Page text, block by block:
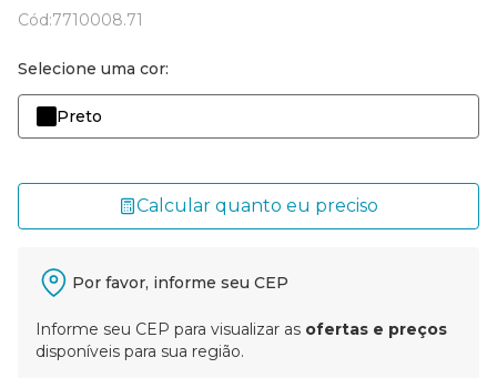
Cód:7710008.71
Selecione uma cor:
Preto
Calcular quanto eu preciso
Por favor, informe seu CEP
Informe seu CEP para visualizar as ofertas e preços
disponíveis para sua região.